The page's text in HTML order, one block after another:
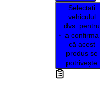
Selectați
vehiculul
dvs. pentru
a confirma
că acest
produs se
potrivește